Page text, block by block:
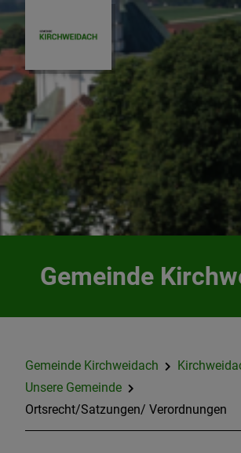
Kirchweidach
Startseite
Freizeit & Tourismus
Gemeinde
Gemeinde Kirchweidach
Unsere Gemeinde
Ortsrecht/Satzungen/ Verordnungen